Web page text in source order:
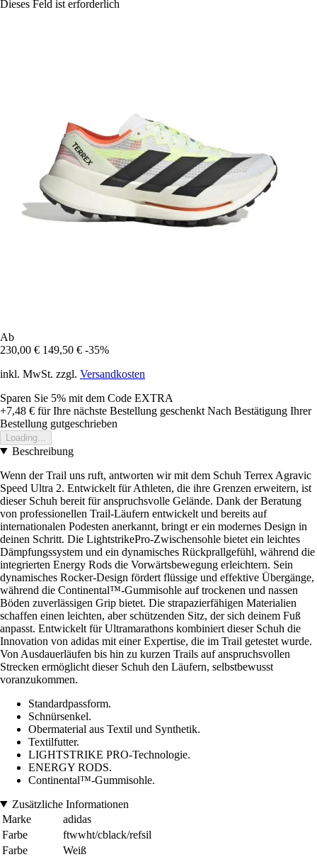
Dieses Feld ist erforderlich
Ab
230,00 € 149,50 € -35%
inkl. MwSt. zzgl. Versandkosten
Sparen Sie 5% mit dem Code EXTRA
+7,48 € für Ihre nächste Bestellung geschenkt Nach Bestätigung Ihrer
Bestellung gutgeschrieben
Loading...
Beschreibung
Wenn der Trail uns ruft, antworten wir mit dem Schuh Terrex Agravic
Speed Ultra 2. Entwickelt für Athleten, die ihre Grenzen erweitern, ist
dieser Schuh bereit für anspruchsvolle Gelände. Dank der Beratung
von professionellen Trail-Läufern entwickelt und bereits auf
internationalen Podesten anerkannt, bringt er ein modernes Design in
deinen Schritt. Die LightstrikePro-Zwischensohle bietet ein leichtes
Dämpfungssystem und ein dynamisches Rückprallgefühl, während die
integrierten Energy Rods die Vorwärtsbewegung erleichtern. Sein
dynamisches Rocker-Design fördert flüssige und effektive Übergänge,
während die Continental™-Gummisohle auf trockenen und nassen
Böden zuverlässigen Grip bietet. Die strapazierfähigen Materialien
schaffen einen leichten, aber schützenden Sitz, der sich deinem Fuß
anpasst. Entwickelt für Ultramarathons kombiniert dieser Schuh die
Innovation von adidas mit einer Expertise, die im Trail getestet wurde.
Von Ausdauerläufen bis hin zu kurzen Trails auf anspruchsvollen
Strecken ermöglicht dieser Schuh den Läufern, selbstbewusst
voranzukommen.
Standardpassform.
Schnürsenkel.
Obermaterial aus Textil und Synthetik.
Textilfutter.
LIGHTSTRIKE PRO-Technologie.
ENERGY RODS.
Continental™-Gummisohle.
Zusätzliche Informationen
Marke
adidas
Farbe
ftwwht/cblack/refsil
Farbe
Weiß